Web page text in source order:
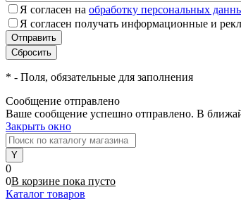
Я согласен на обработку персональных
Я согласен получать информационные и
* - Поля, обязательные для заполнения
Сообщение отправлено
Ваше сообщение успешно отправлено. В
Закрыть окно
0
0В корзине пока пусто
Каталог товаров